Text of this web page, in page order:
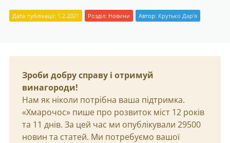
Дата публікації: 1.2.2021 Розділ: Новини Автор: Крутько Дар'я
Зроби добру справу і отримуй
винагороди!
Нам як ніколи потрібна ваша підтримка.
«Хмарочос» пише про розвиток міст 12 років
та 11 днів. За цей час ми опублікували 29500
новин та статей. Ми потребуємо вашої